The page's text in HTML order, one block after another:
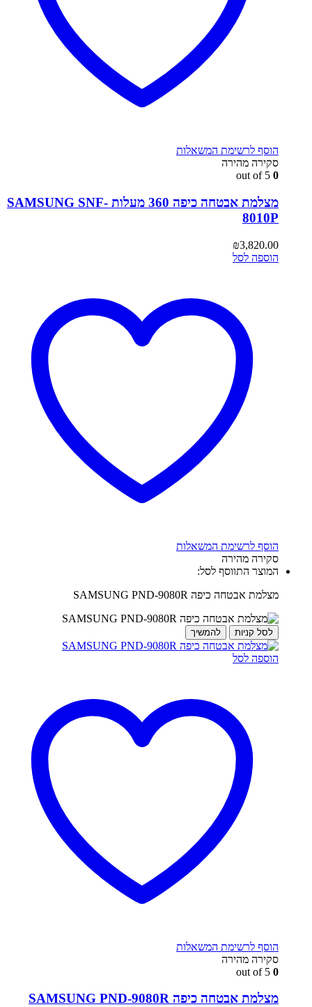
הוסף לרשימת המשאלות
סקירה מהירה
0
מצלמת אבטחה כיפה 360 מעלות SAMSUNG SNF-
8010P
₪3,820.00
הוספה לסל
הוסף לרשימת המשאלות
סקירה מהירה
המוצר התווסף לסל:
מצלמת אבטחה כיפה SAMSUNG PND-9080R
לסל קניות להמשיך
הוספה לסל
הוסף לרשימת המשאלות
סקירה מהירה
0
מצלמת אבטחה כיפה SAMSUNG PND-9080R